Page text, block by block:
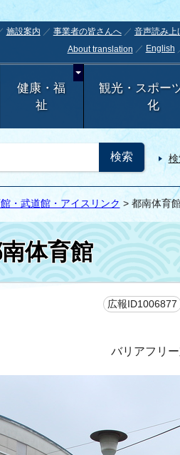
施設案内 事業者の皆さんへ
音声読み上
About translation
English
健康・福
祉
観光・スポー
化
・武道館・アイスリンク > 都南体育
体育館
広報ID1006877
バリアフリ